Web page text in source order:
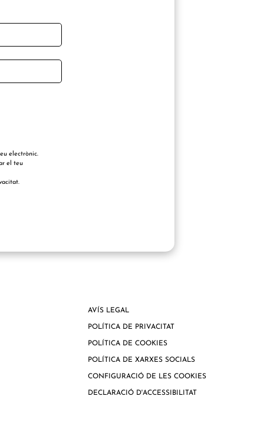
electrònic.
el teu
AVÍS LEGAL
POLÍTICA DE PRIVACITAT
POLÍTICA DE COOKIES
POLÍTICA DE XARXES SOCIALS
CONFIGURACIÓ DE LES COOKIES
DECLARACIÓ D'ACCESSIBILITAT